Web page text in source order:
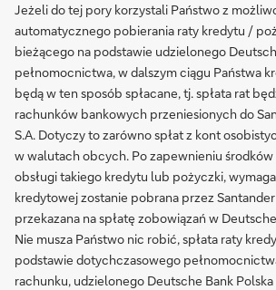
Jeżeli do tej pory korzystali Państwo z
automatycznego pobierania raty kredytu /
bieżącego na podstawie udzielonego
pełnomocnictwa, w dalszym ciągu Państwa
będą w ten sposób spłacane, tj. spłata rat
rachunków bankowych przeniesionych do
S.A. Dotyczy to zarówno spłat z kont
w walutach obcych. Po zapewnieniu środków
obsługi takiego kredytu lub pożyczki,
kredytowej zostanie pobrana przez Santander
przekazana na spłatę zobowiązań w
Nie musza Państwo nic robić, spłata raty
podstawie dotychczasowego
rachunku, udzielonego Deutsche Bank Polska